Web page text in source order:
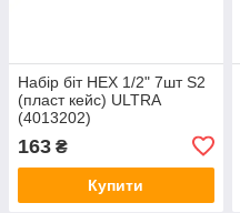
Набір біт HEX 1/2" 7шт S2
(пласт кейс) ULTRA
(4013202)
163 ₴
Купити